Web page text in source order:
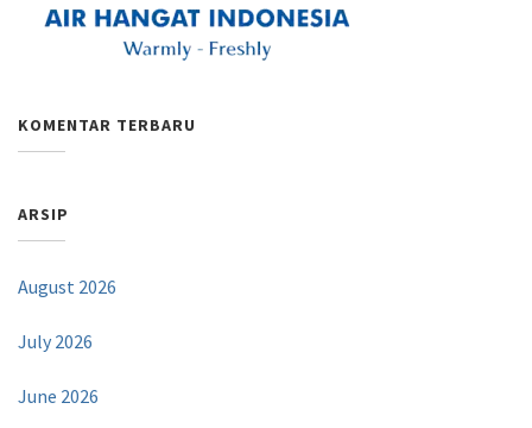
KOMENTAR TERBARU
ARSIP
August 2026
July 2026
June 2026